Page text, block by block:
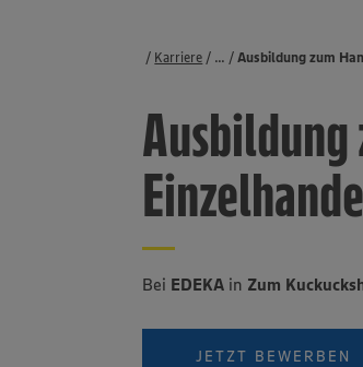
Schülerpraktikum
Faires Gehalt
Diversität
Karriere Stellenbörse
Ausbildung zum
...
Bei EDEKA in Zum
JETZT BEWERBEN